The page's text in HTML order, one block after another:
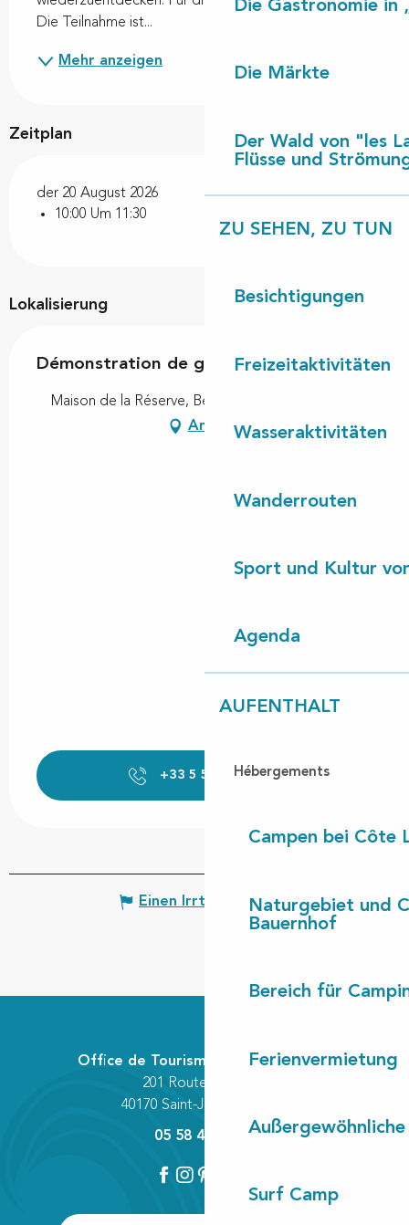
Die Gastronomie in
Die Märkte
Der Wald von "les
Flüsse und
ZU SEHEN, ZU TUN
Besichtigungen
Freizeitaktivitäten
Wasseraktivitäten
Wanderrouten
Sport und Kultur
Agenda
AUFENTHALT
Hébergements
Campen bei Côte
Naturgebiet und
Bauernhof
Bereich für
Ferienvermietung
Surf Camp
Die Teilnahme ist...
Mehr anzeigen
Zeitplan
der 20 August 2026
10:00 Um 11:30
Lokalisierung
Démonstration de gemmage
Maison de la Réserve, Berges du lac, 40550 Léon
Anfahrt
+33 5 58 48 73▒▒
Einen Irrtum angeben
Office de Tourisme Communautaire
201 Route des Lacs
40170 Saint-Julien-en-Born
05 58 42 89 80